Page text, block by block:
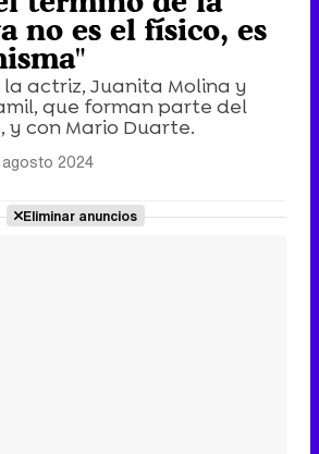
no es el físico, es
actriz, Juanita Molina y
que forman parte del
con Mario Duarte.
2024
Eliminar anuncios